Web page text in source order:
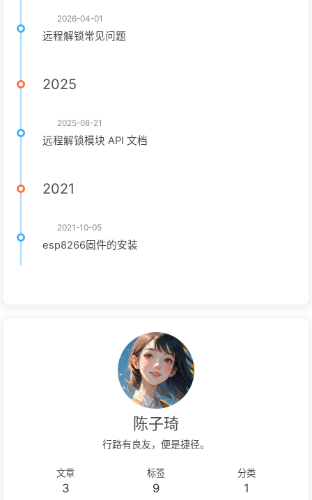
2026-04-01
远程解锁常见问题
2025
2025-08-21
远程解锁模块 API 文档
2021
2021-10-05
esp8266固件的安装
陈子琦
行路有良友，便是捷径。
文章
3
标签
9
分类
1